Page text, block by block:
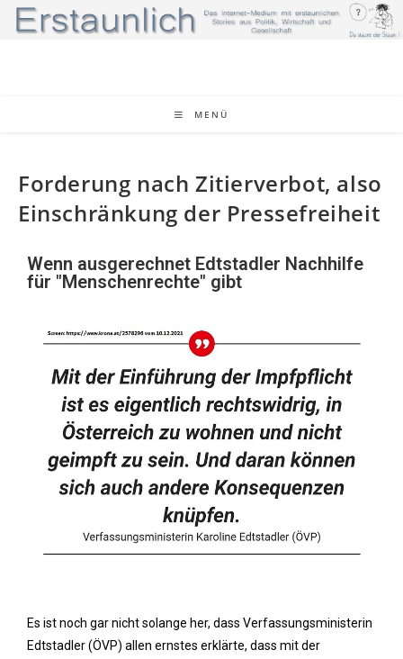
MENÜ
Forderung nach Zitierverbot, also
Einschränkung der Pressefreiheit
Wenn ausgerechnet Edtstadler Nachhilfe
für "Menschenrechte" gibt
Es ist noch gar nicht solange her, dass Verfassungsministerin
Edtstadler (ÖVP) allen ernstes erklärte, dass mit der